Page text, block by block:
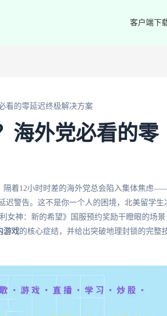
客户端下
看的零延迟终极解决方案
海外党必看的零
隔着12小时时差的海外党总会陷入集体焦虑
迟警告。这不是你一个人的困境，北美留学生
女神：新的希望》国服预约奖励干瞪眼的场景
游戏的核心症结，并给出突破地理封锁的完整